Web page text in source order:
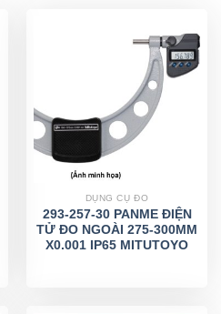
DỤNG CỤ ĐO
293-257-30 PANME ĐIỆN
TỬ ĐO NGOÀI 275-300MM
X0.001 IP65 MITUTOYO